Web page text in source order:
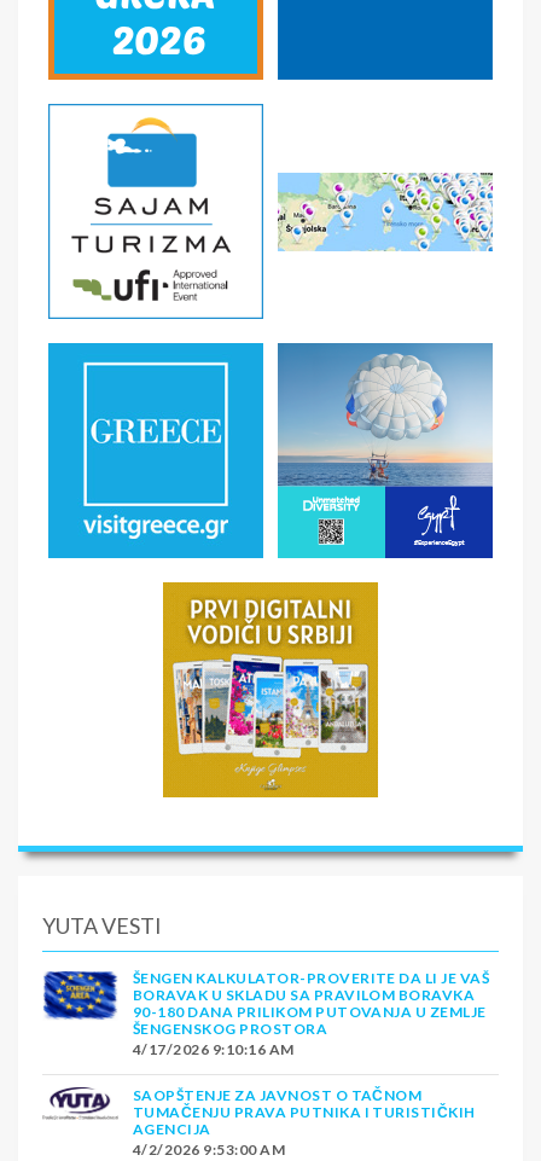
YUTA VESTI
ŠENGEN KALKULATOR-PROVERITE DA LI JE VAŠ
BORAVAK U SKLADU SA PRAVILOM BORAVKA
90-180 DANA PRILIKOM PUTOVANJA U ZEMLJE
ŠENGENSKOG PROSTORA
4/17/2026 9:10:16 AM
SAOPŠTENJE ZA JAVNOST O TAČNOM
TUMAČENJU PRAVA PUTNIKA I TURISTIČKIH
AGENCIJA
4/2/2026 9:53:00 AM